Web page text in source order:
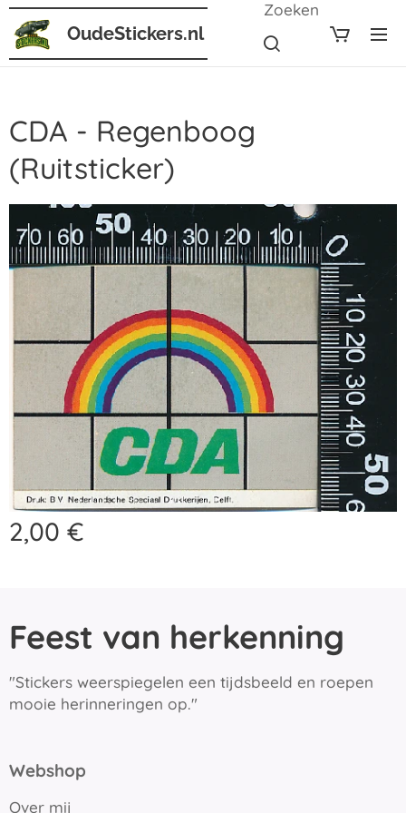
OudeStickers.nl
Zoeken
CDA - Regenboog
(Ruitsticker)
2,00 €
Feest van herkenning
"Stickers weerspiegelen een tijdsbeeld en roepen
mooie herinneringen op."
Webshop
Over mij